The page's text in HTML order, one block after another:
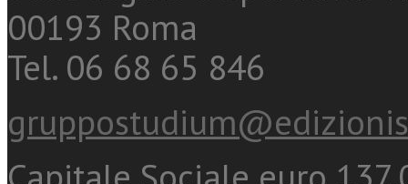
00193 Roma
Tel. 06 68 65 846